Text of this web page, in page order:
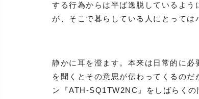
する行為からは半ば逸脱しているよ
が、そこで暮らしている人にとっては
静かに耳を澄ます。本来は日常的に
を聞くとその意思が伝わってくるの
ン『ATH-SQ1TW2NC』をしばらく